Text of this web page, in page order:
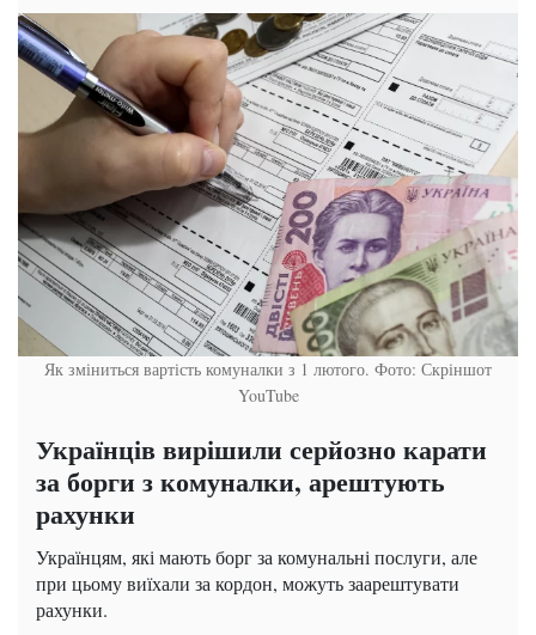
Як зміниться вартість комуналки з 1 лютого. Фото: Скріншот
YouTube
Українців вирішили серйозно карати
за борги з комуналки, арештують
рахунки
Українцям, які мають борг за комунальні послуги, але
при цьому виїхали за кордон, можуть заарештувати
рахунки.